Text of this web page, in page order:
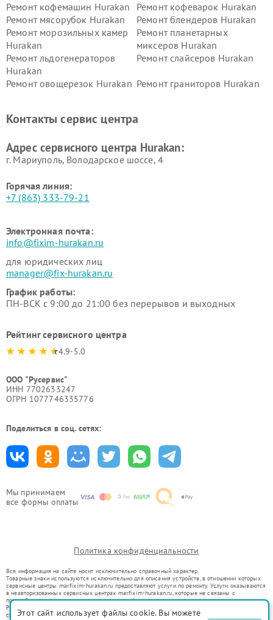
Мы принимаем
все формы оплаты
Ремонт кофемашин Hurakan
Ремонт кофеварок Hurakan
Ремонт мясорубок Hurakan
Ремонт блендеров Hurakan
Ремонт морозильных камер
Hurakan
Ремонт планетарных
миксеров Hurakan
Ремонт льдогенераторов
Hurakan
Ремонт слайсеров Hurakan
Ремонт овощерезок Hurakan Ремонт граниторов Hurakan
Hurakan
Контакты сервис центра
Адрес сервисного центра Hurakan:
г. Мариуполь, Володарское шоссе, 4
Горячая линия:
+7 (863) 333-79-21
Электронная почта:
info@fixim-hurakan.ru
для юридических лиц
manager@fix-hurakan.ru
График работы:
ПН-ВСК с 9:00 до 21:00 без перерывов и выходных
Рейтинг сервисного центра
4.9-5.0
ООО "Русервис"
ИНН 7702633247
ОГРН 1077746335776
Поделиться в соц. сетях:
Политика конфиденциальности
Вся информация на сайте носит исключительно справочный характер.
Товарные знаки используются исключительно для описания устройств, в отношении которых
сервисные центры mar.fixim-hurakan.ru предоставляют услуги по ремонту. Услуги оказываются
в неавторизованных сервисных центрах mar.fixim-hurakan.ru, которые не связаны с
правообладателями товарных знаков или их официальными представителями.
Ремонт осуществляется для устройств, уже введенных в гражданский оборот в соответствии
со статьей 1487 ГК РФ.
Этот сайт использует файлы cookie. Вы можете